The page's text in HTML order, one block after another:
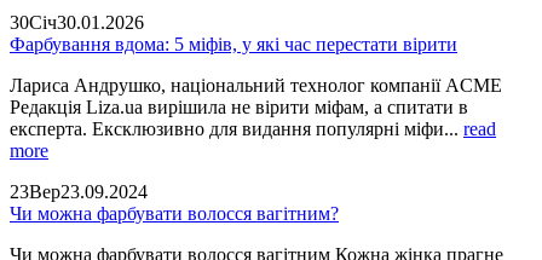
30Січ30.01.2026
Фарбування вдома: 5 міфів, у які час перестати вірити
Лариса Андрушко, національний технолог компанії ACME
Редакція Liza.ua вирішила не вірити міфам, а спитати в
експерта. Ексклюзивно для видання популярні міфи... read
more
23Вер23.09.2024
Чи можна фарбувати волосся вагітним?
Чи можна фарбувати волосся вагітним Кожна жінка прагне